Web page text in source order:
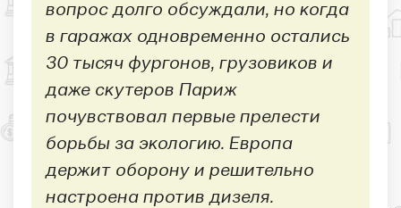
вопрос долго обсуждали, но когда
в гаражах одновременно остались
30 тысяч фургонов, грузовиков и
даже скутеров Париж
почувствовал первые прелести
борьбы за экологию. Европа
держит оборону и решительно
настроена против дизеля.